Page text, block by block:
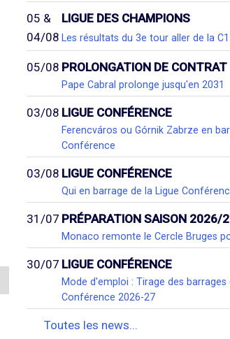
05 &
04/08
LIGUE DES CHAMPIONS
Les résultats du 3e tour aller de la C1
05/08 PROLONGATION DE CONTRAT
Pape Cabral prolonge jusqu'en 2031
03/08 LIGUE CONFÉRENCE
Ferencváros ou Górnik Zabrze en
Conférence
03/08 LIGUE CONFÉRENCE
Qui en barrage de la Ligue
31/07 PRÉPARATION SAISON 2026/
Monaco remonte le Cercle Bruges
30/07 LIGUE CONFÉRENCE
Mode d'emploi : Tirage des barrages
Conférence 2026-27
Toutes les news...